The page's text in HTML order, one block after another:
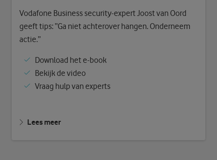
Vodafone Business security-expert Joost van Oord
geeft tips: “Ga niet achterover hangen. Onderneem
actie.”
Download het e-book
Bekijk de video
Vraag hulp van experts
Lees meer